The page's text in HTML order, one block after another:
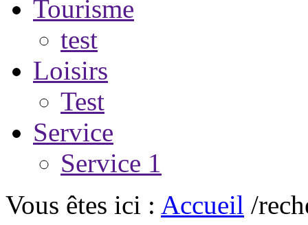
Tourisme
test
Loisirs
Test
Service
Service 1
Vous êtes ici : Accueil /